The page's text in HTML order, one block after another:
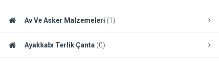
Av Ve Asker Malzemeleri (1)
Ayakkabı Terlik Çanta (0)